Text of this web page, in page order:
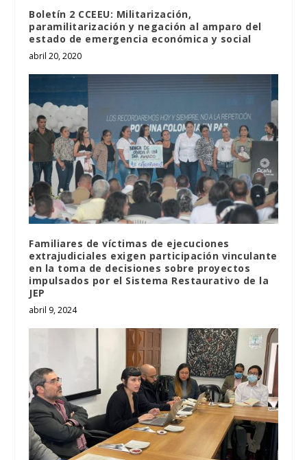
Boletín 2 CCEEU: Militarización,
paramilitarización y negación al amparo del
estado de emergencia económica y social
abril 20, 2020
Familiares de víctimas de ejecuciones
extrajudiciales exigen participación vinculante
en la toma de decisiones sobre proyectos
impulsados por el Sistema Restaurativo de la
JEP
abril 9, 2024